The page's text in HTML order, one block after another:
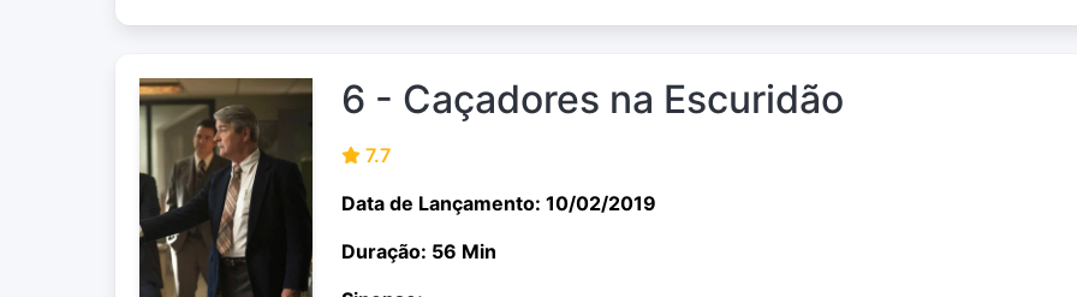
6 - Caçadores na Escuridão
7.7
Data de Lançamento: 10/02/2019
Duração: 56 Min